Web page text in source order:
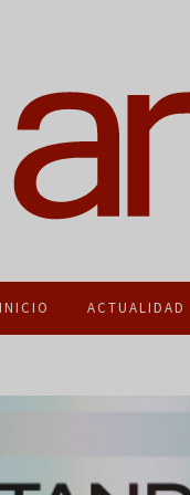
INICIO ACTUALIDAD